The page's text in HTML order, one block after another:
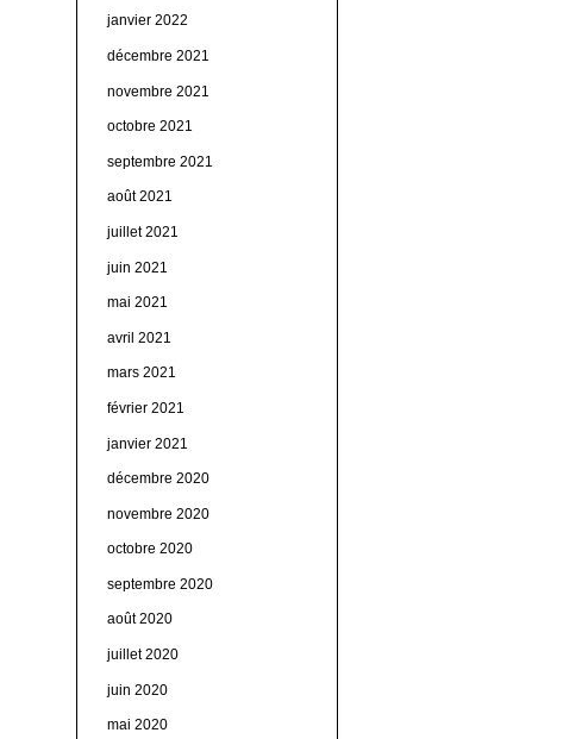
janvier 2022
décembre 2021
novembre 2021
octobre 2021
septembre 2021
août 2021
juillet 2021
juin 2021
mai 2021
avril 2021
mars 2021
février 2021
janvier 2021
décembre 2020
novembre 2020
octobre 2020
septembre 2020
août 2020
juillet 2020
juin 2020
mai 2020